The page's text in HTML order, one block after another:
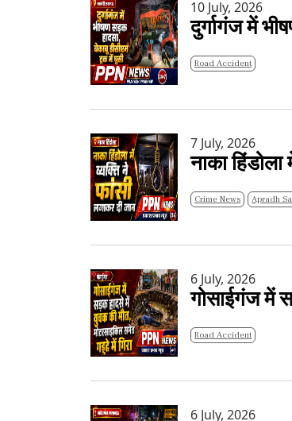
10 July, 2026
दुर्गागंज में
Road Accident
7 July, 2026
नाका
Crime News
6 July, 2026
गोसाईगंज में
Road Accident
6 July, 2026